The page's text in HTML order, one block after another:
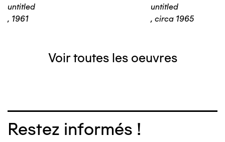
untitled
, 1961
untitled
, circa 1965
Voir toutes les oeuvres
Restez informés !